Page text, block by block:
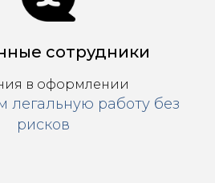
сотрудники
в оформлении
легальную работу без
рисков